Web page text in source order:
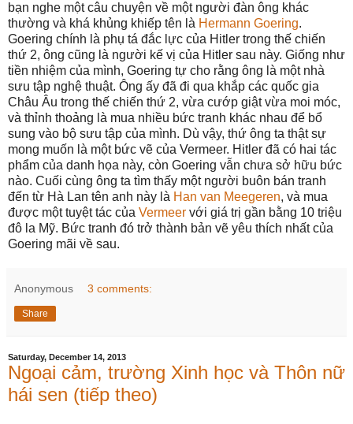
bạn nghe một câu chuyện về một người đàn ông khác
thường và khá khủng khiếp tên là Hermann Goering.
Goering chính là phụ tá đắc lực của Hitler trong thế chiến
thứ 2, ông cũng là người kế vị của Hitler sau này. Giống như
tiền nhiệm của mình, Goering tự cho rằng ông là một nhà
sưu tập nghệ thuật. Ông ấy đã đi qua khắp các quốc gia
Châu Âu trong thế chiến thứ 2, vừa cướp giật vừa moi móc,
và thỉnh thoảng là mua nhiều bức tranh khác nhau để bổ
sung vào bộ sưu tập của mình. Dù vậy, thứ ông ta thật sự
mong muốn là một bức vẽ của Vermeer. Hitler đã có hai tác
phẩm của danh họa này, còn Goering vẫn chưa sở hữu bức
nào. Cuối cùng ông ta tìm thấy một người buôn bán tranh
đến từ Hà Lan tên anh này là Han van Meegeren, và mua
được một tuyệt tác của Vermeer với giá trị gần bằng 10 triệu
đô la Mỹ. Bức tranh đó trở thành bản vẽ yêu thích nhất của
Goering mãi về sau.
Anonymous 3 comments:
Share
Saturday, December 14, 2013
Ngoại cảm, trường Xinh học và Thôn nữ
hái sen (tiếp theo)